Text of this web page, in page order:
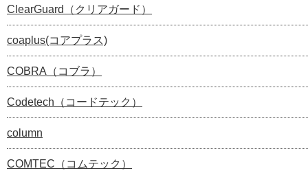
ClearGuard（クリアガード）
coaplus(コアプラス)
COBRA（コブラ）
Codetech（コードテック）
column
COMTEC（コムテック）